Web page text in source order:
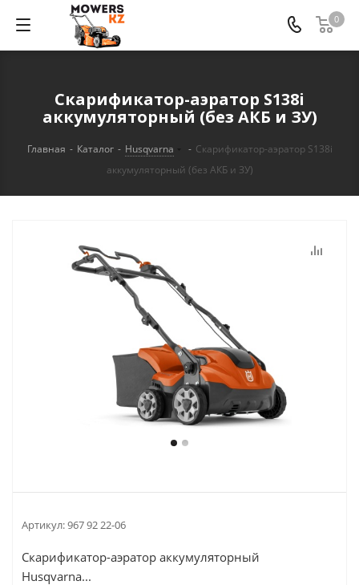
0
Скарификатор-аэратор S138i
аккумуляторный (без АКБ и ЗУ)
Главная - Каталог - Husqvarna - Скарификатор-аэратор S138i
аккумуляторный (без АКБ и ЗУ)
Артикул:967 92 22-06
Скарификатор-аэратор аккумуляторный
Husqvarna...